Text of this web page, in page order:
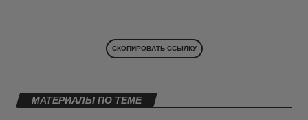
СКОПИРОВАТЬ ССЫЛКУ
МАТЕРИАЛЫ ПО ТЕМЕ